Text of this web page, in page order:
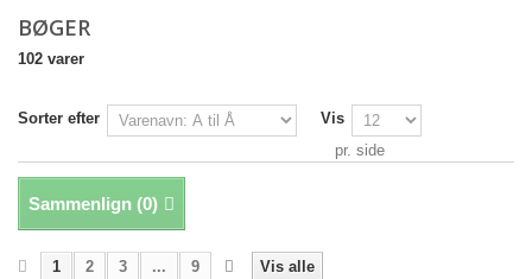
BØGER
102 varer
Sorter efter
Vis
pr. side
Sammenlign (0)
Vis alle
1 2 3 ... 9